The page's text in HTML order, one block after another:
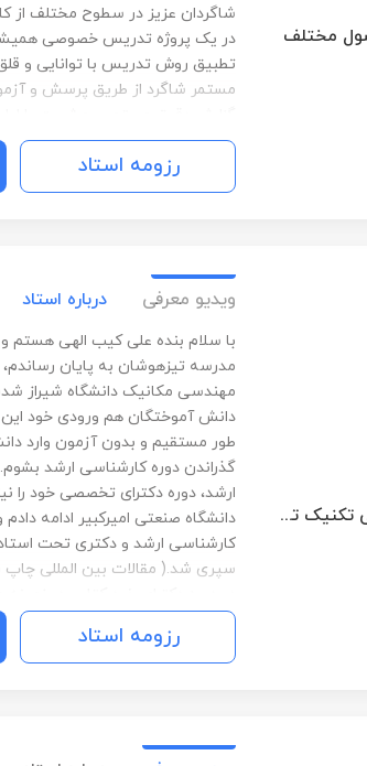
شاگردان عزیز در سطوح مختلف از
در یک‌ پروژه تدریس خصوصی همیشه
تطبیق روش تدریس با توانایی و
مستمر شاگرد از طریق پرسش و
سازی مسیر آموزشی- و پاسخگویی
در خارج از بازه زمانی تدریس-
تشریحی و هم تستی و صد البته
رزومه استاد
دکترا مهندسی مکانیک از دانشگاه صنعتی امیرکبیر (پلی تکنیک تهران)
ویدیو معرفی درباره استاد
با سلام بنده علی کیب الهی هستم و
مدرسه تیزهوشان به پایان
مهندسی مکانیک دانشگاه شیراز
دانش آموختگان هم ورودی خود این
طور مستقیم و بدون آزمون وارد
گذراندن دوره کارشناسی ارشد
ارشد، دوره دکترای تخصصی خود را
دانشگاه صنعتی امیرکبیر ادامه
کارشناسی ارشد و دکتری تحت
سپری شد.( مقالات بین المللی
عنوان استاد مدعو مشغول به
ریاضی و فیزیک دبیرستان و
شاگرد و خصوصیات شخصیتی
رزومه استاد